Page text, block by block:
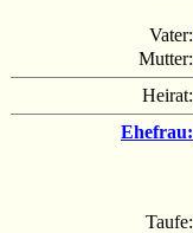
Vater:
Mutter:
Heirat:
Ehefrau:
Taufe: